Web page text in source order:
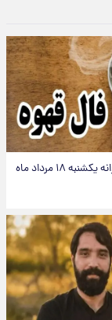
فال قهوه روزانه یکشنبه ۱۸ مرداد ماه